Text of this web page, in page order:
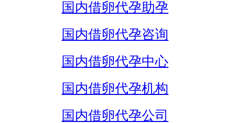
国内借卵代孕助孕
国内借卵代孕咨询
国内借卵代孕中心
国内借卵代孕机构
国内借卵代孕公司